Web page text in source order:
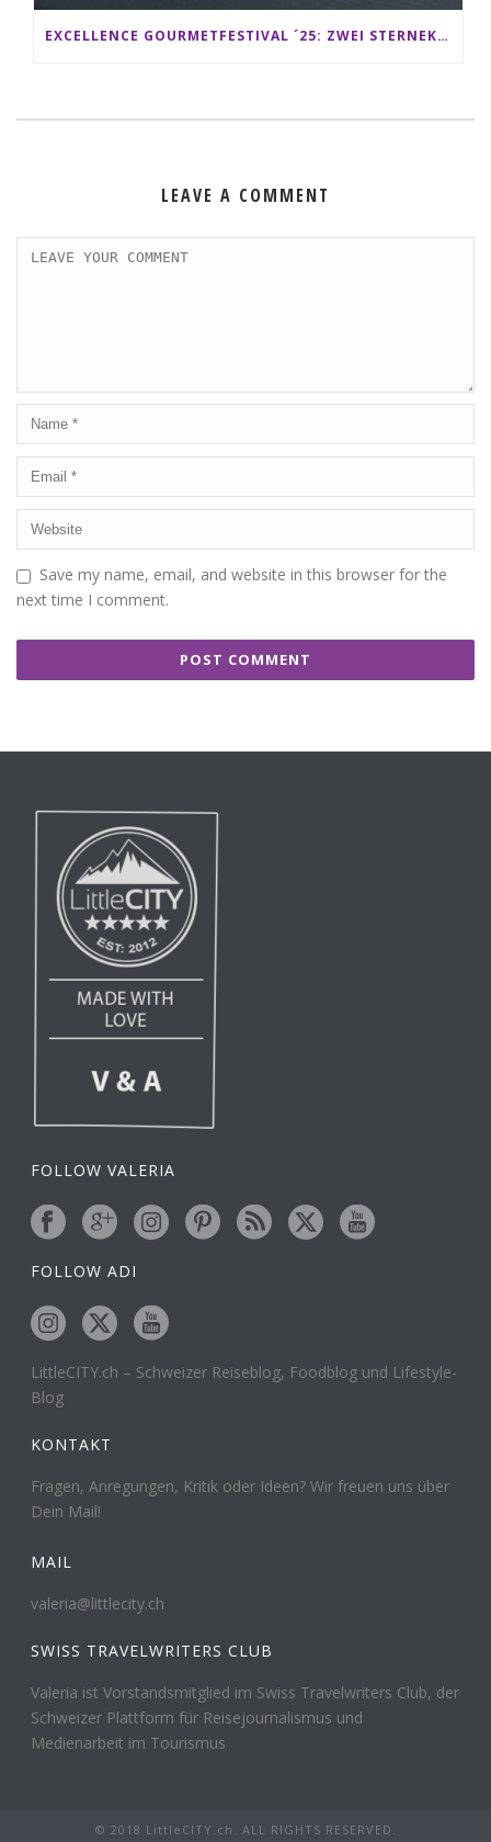
EXCELLENCE GOURMETFESTIVAL ´25: ZWEI STERNEKÖCHE ANTONIO GUIDA & DARIO MORESCO VERWÖHNEN IHRE GÄSTE AUF EINER LUXERIÖSEN SCHIFFSREISE
LEAVE A COMMENT
Save my name, email, and website in this browser for the
next time I comment.
FOLLOW VALERIA
FOLLOW ADI
LittleCITY.ch – Schweizer Reiseblog, Foodblog und Lifestyle-
Blog
KONTAKT
Fragen, Anregungen, Kritik oder Ideen? Wir freuen uns über
Dein Mail!
MAIL
valeria@littlecity.ch
SWISS TRAVELWRITERS CLUB
Valeria ist Vorstandsmitglied im Swiss Travelwriters Club, der
Schweizer Plattform für Reisejournalismus und
Medienarbeit im Tourismus
© 2018 LittleCITY.ch. ALL RIGHTS RESERVED.